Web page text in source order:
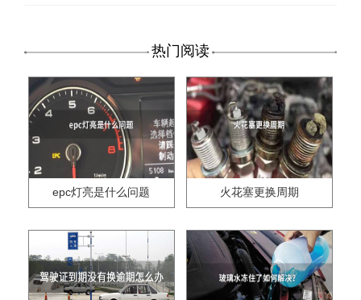
热门阅读
epc灯亮是什么问题 火花塞更换周期